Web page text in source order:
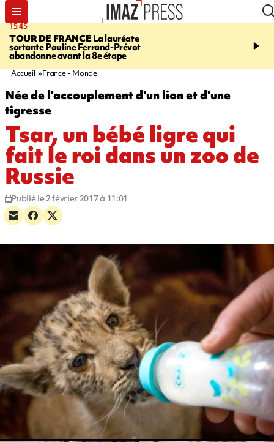
15:45
TOUR DE FRANCELa lauréate
sortante Pauline Ferrand-Prévot
abandonne avant la 8e étape
20:17
routière, concours de
Accueil France - Monde
Née de l'accouplement d'un lion et d'une
tigresse
Tsar, un bébé ligre qui
fait le roi dans un zoo de
Russie
Publié le 2 février 2017 à 11:01